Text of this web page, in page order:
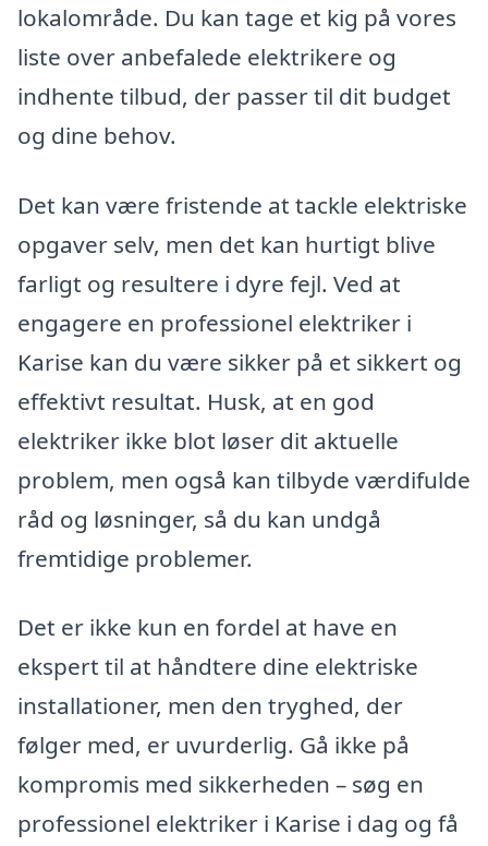
lokalområde. Du kan tage et kig på vores
liste over anbefalede elektrikere og
indhente tilbud, der passer til dit budget
og dine behov.
Det kan være fristende at tackle elektriske
opgaver selv, men det kan hurtigt blive
farligt og resultere i dyre fejl. Ved at
engagere en professionel elektriker i
Karise kan du være sikker på et sikkert og
effektivt resultat. Husk, at en god
elektriker ikke blot løser dit aktuelle
problem, men også kan tilbyde værdifulde
råd og løsninger, så du kan undgå
fremtidige problemer.
Det er ikke kun en fordel at have en
ekspert til at håndtere dine elektriske
installationer, men den tryghed, der
følger med, er uvurderlig. Gå ikke på
kompromis med sikkerheden – søg en
professionel elektriker i Karise i dag og få